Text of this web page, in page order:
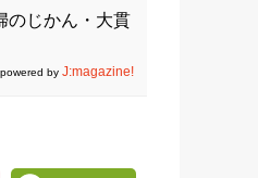
のじかん・大貫
powered by J:magazine!